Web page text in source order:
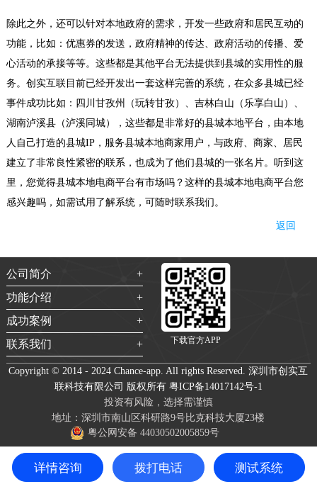
除此之外，还可以针对本地政府的需求，开发一些政府和居民互动的
功能，比如：优惠券的发送，政府精神的传达、政府活动的传播、爱
心活动的承接等等。这些都是其他平台无法提供到县城的实用性的服
务。创实互联目前已经开发出一套这样完善的系统，在众多县城已经
事件成功比如：四川甘孜州（玩转甘孜）、吉林白山（乐享白山）、
湖南泸溪县（泸溪同城），这些都是非常好的县城本地平台，由本地
人自己打造的县城IP，服务县城本地商家用户，与政府、商家、居民
建立了非常良性紧密的联系，也成为了他们县城的一张名片。听到这
里，您觉得县城本地电商平台有市场吗？ 这样的县城本地电商平台您
感兴趣吗，如需试用了解系统，可随时联系我们。
返回
公司简介
功能介绍
成功案例
联系我们
下载官方APP
Copyright © 2014 - 2024 Chance-app. All rights Reserved. 深圳市创实互
联科技有限公司 版权所有 粤ICP备14017142号-1
投资有风险，选择需谨慎
地址：深圳市南山区科研路9号比克科技大厦23楼
粤公网安备 44030502005859号
详情咨询 拨打电话 测试系统